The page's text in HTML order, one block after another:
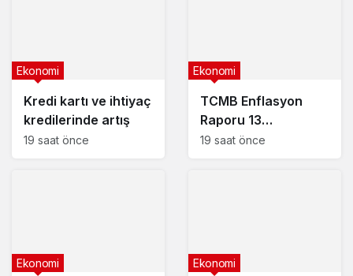
Kredi kartı ve ihtiyaç
kredilerinde artış
Ekonomi
19 saat önce
TCMB Enflasyon
Raporu 13
Ağustos’ta
Ekonomi
19 saat önce
Ekonomi Ekonomi